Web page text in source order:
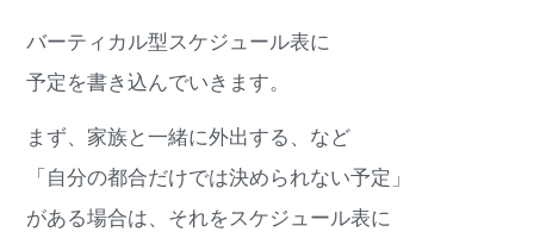
バーティカル型スケジュール表に
予定を書き込んでいきます。
まず、家族と一緒に外出する、など
「自分の都合だけでは決められない予定」
がある場合は、それをスケジュール表に